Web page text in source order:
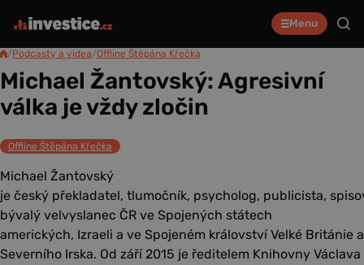
Menu
/Podcasty a videa/Offline Štěpána Křečka
Michael Žantovský: Agresivní
válka je vždy zločin
Offline Štěpána Křečka
Michael Žantovský
je český překladatel, tlumočník, psycholog, publicista,
bývalý velvyslanec ČR ve Spojených státech
amerických, Izraeli a ve Spojeném království Velké Británie a
Severního Irska. Od září 2015 je ředitelem Knihovny Václava